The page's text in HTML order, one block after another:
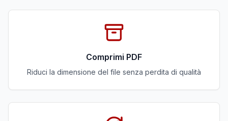
Comprimi PDF
Riduci la dimensione del file senza perdita di qualità